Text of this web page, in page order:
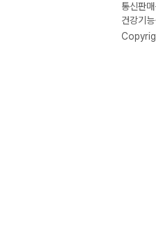
통신판
건강기